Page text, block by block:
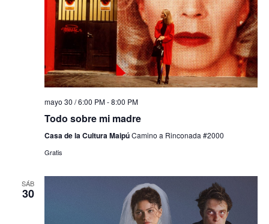
mayo 30 / 6:00 PM-8:00 PM
Todo sobre mi madre
Casa de la Cultura MaipúCamino a Rinconada #2000
Gratis
SÁB
30